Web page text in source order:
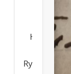
Henryk,
Maria
Rynkiewicz